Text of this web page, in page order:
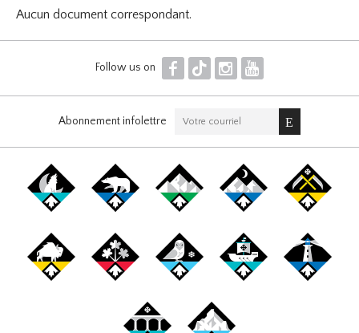
Aucun document correspondant.
Follow us on F T I Y
Abonnement infolettre